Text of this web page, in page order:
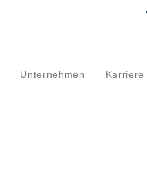
Unternehmen Karriere